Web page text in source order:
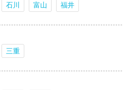
石川 富山 福井
三重